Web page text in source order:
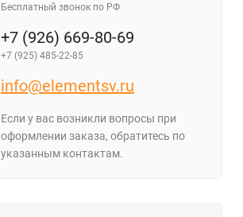
Бесплатный звонок по РФ
+7 (926) 669-80-69
+7 (925) 485-22-85
info@elementsv.ru
Если у вас возникли вопросы при
оформлении заказа, обратитесь по
указанным контактам.